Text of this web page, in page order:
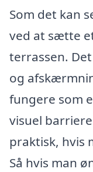
Som det kan
ved at sætte
terrassen.
og
fungere som
visuel
praktisk, hvis
Så hvis man